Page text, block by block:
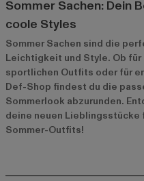
Sommer Sachen: Dein
coole Styles
Sommer Sachen sind die
Leichtigkeit und Style. Ob
sportlichen Outfits oder für
Def-Shop findest du die
Sommerlook abzurunden.
deine neuen Lieblingsstücke
Sommer-Outfits!